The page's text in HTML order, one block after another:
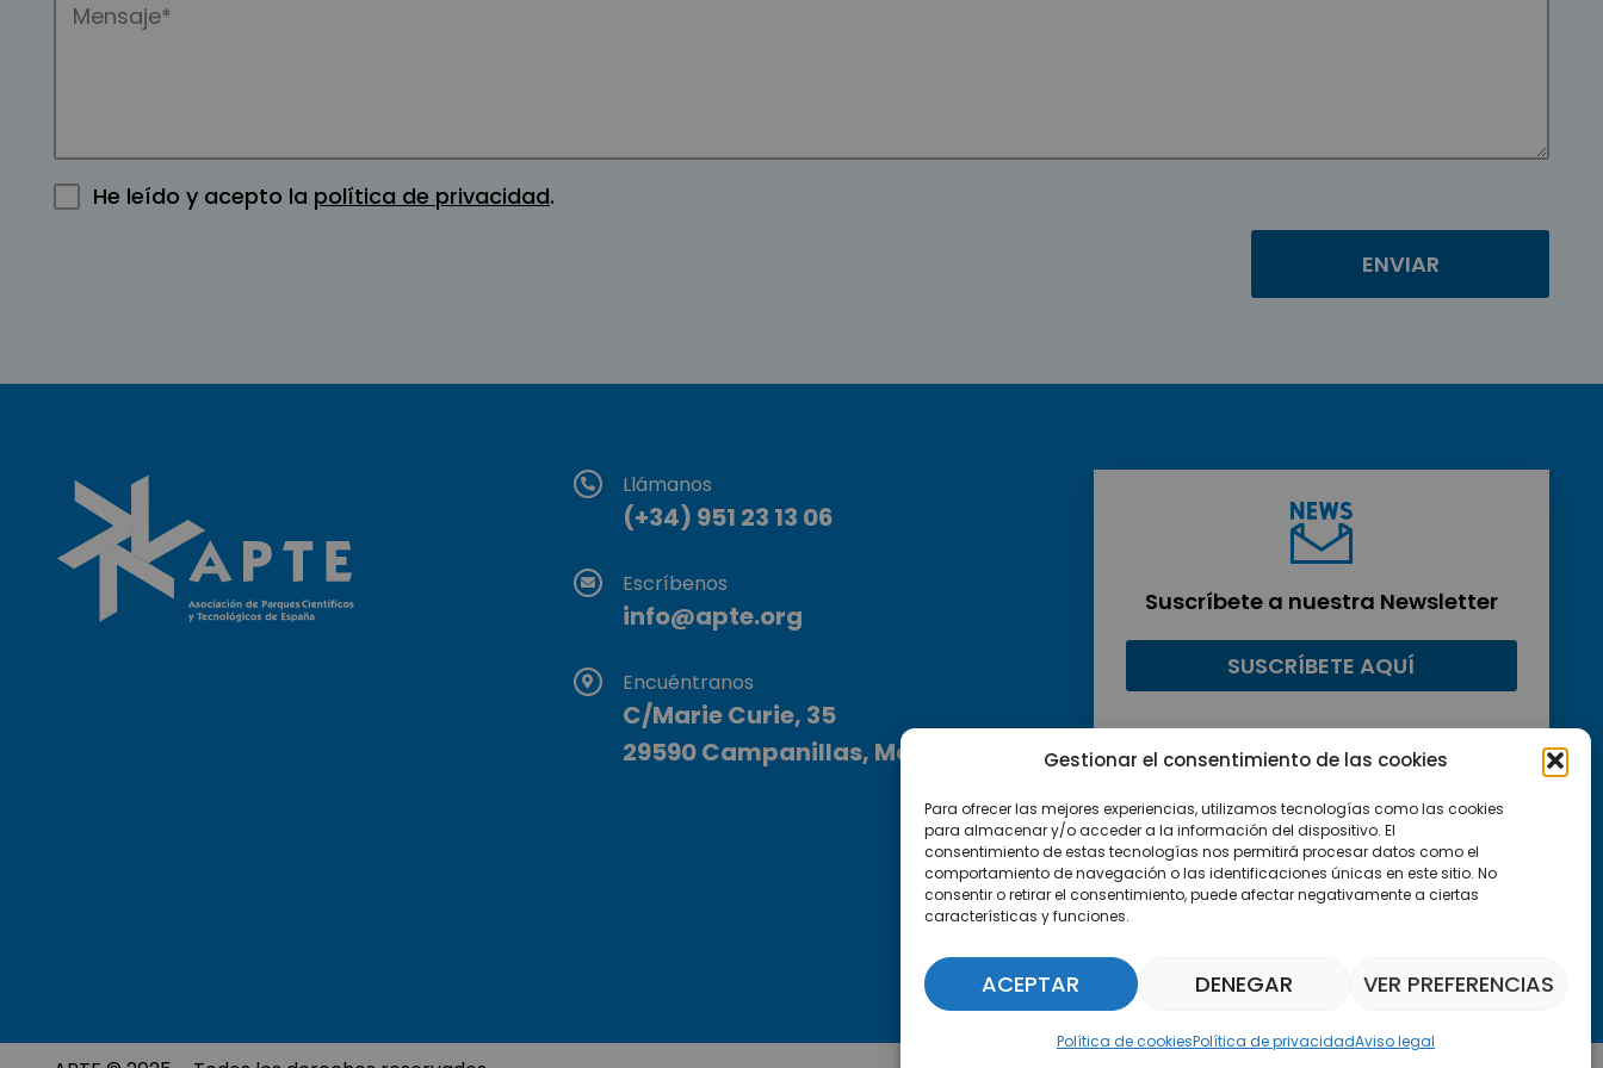
Gestionar el consentimiento de las cookies
Para ofrecer las mejores experiencias, utilizamos tecnologías como las cookies
para almacenar y/o acceder a la información del dispositivo. El
consentimiento de estas tecnologías nos permitirá procesar datos como el
comportamiento de navegación o las identificaciones únicas en este sitio. No
consentir o retirar el consentimiento, puede afectar negativamente a ciertas
características y funciones.
ACEPTAR DENEGAR VER PREFERENCIAS
Política de cookiesPolítica de privacidadAviso legal
He leído y acepto la política de privacidad.
Llámanos
(+34) 951 23 13 06
Escríbenos
info@apte.org
Encuéntranos
C/Marie Curie, 35
29590 Campanillas, Málaga
Suscríbete a nuestra Newsletter
SUSCRÍBETE AQUÍ